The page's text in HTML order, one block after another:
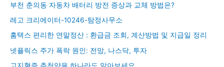
부천 춘의동 자동차 배터리 방전 증상과 교체 방법은?
레고 크리에이터-10246-탐정사무소
홈택스 편리한 연말정산 : 환급금 조회, 계산방법 및 지급일 정리
넷플릭스 주가 폭락 원인: 전망, 나스닥, 투자